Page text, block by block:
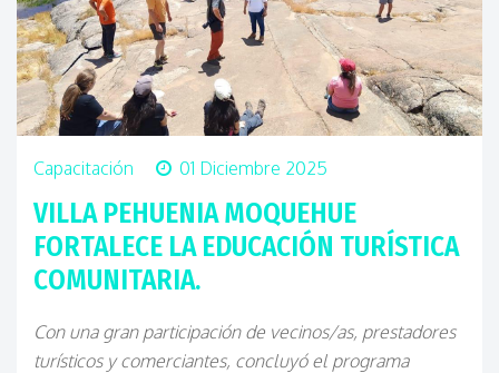
Capacitación 01 Diciembre 2025
VILLA PEHUENIA MOQUEHUE
FORTALECE LA EDUCACIÓN TURÍSTICA
COMUNITARIA.
Con una gran participación de vecinos/as, prestadores
turísticos y comerciantes, concluyó el programa